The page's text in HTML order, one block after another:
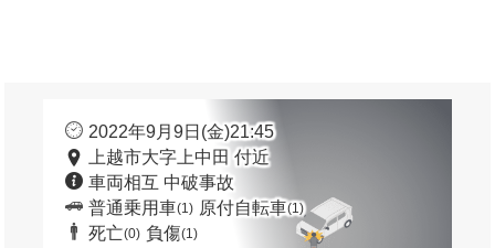
2022年9月9日(金)21:45
上越市大字上中田 付近
車両相互 中破事故
普通乗用車(1) 原付自転車(1)
死亡(0) 負傷(1)